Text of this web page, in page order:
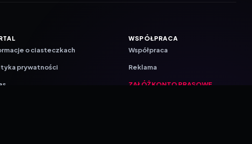
o ciasteczkach
prywatności
WSPÓŁPRACA
Współpraca
Reklama
ZAŁÓŻ KONTO PRASOWE